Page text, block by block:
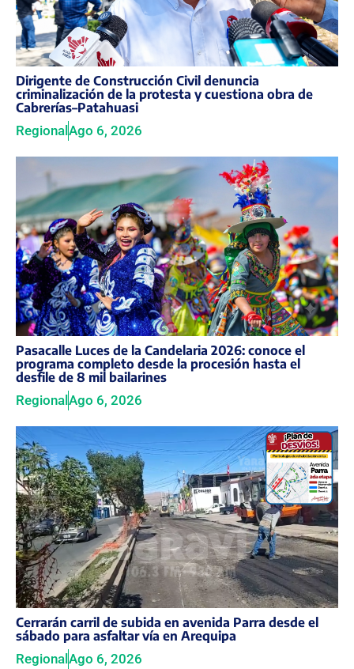
Dirigente de Construcción Civil denuncia
criminalización de la protesta y cuestiona obra de
Cabrerías–Patahuasi
Regional Ago 6, 2026
Pasacalle Luces de la Candelaria 2026: conoce el
programa completo desde la procesión hasta el
desfile de 8 mil bailarines
Regional Ago 6, 2026
Cerrarán carril de subida en avenida Parra desde el
sábado para asfaltar vía en Arequipa
RegionalAgo 6, 2026